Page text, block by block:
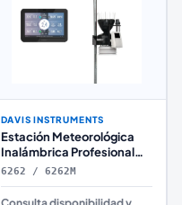
DAVIS INSTRUMENTS
Estación Meteorológica
Inalámbrica Profesional
Davis Instruments Vantage
WeatherLink
6262 / 6262M